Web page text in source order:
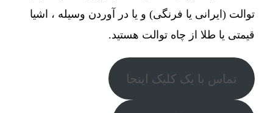
توالت (ایرانی یا فرنگی) و یا در آوردن وسیله ، اشیا
قیمتی یا طلا از چاه توالت هستید.
تماس با یک کلیک اینجا